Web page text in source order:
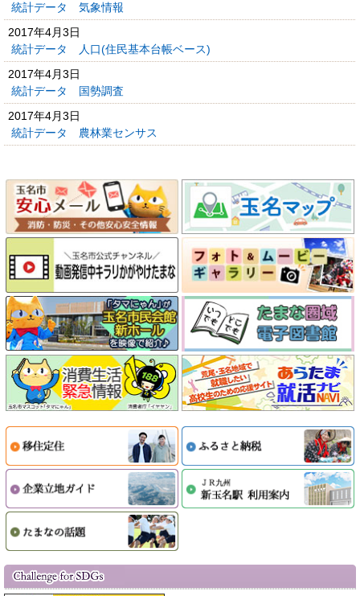
統計データ 気象情報
2017年4月3日
統計データ 人口(住民基本台帳ベース)
2017年4月3日
統計データ 国勢調査
2017年4月3日
統計データ 農林業センサス